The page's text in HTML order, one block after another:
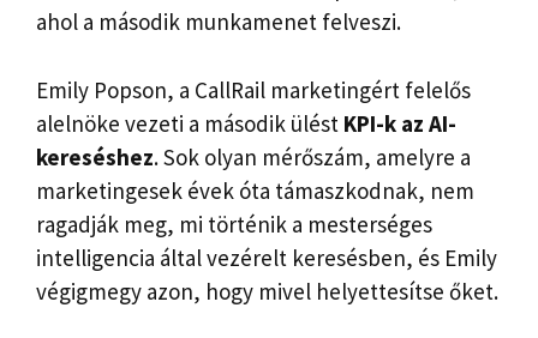
ahol a második munkamenet felveszi.
Emily Popson, a CallRail marketingért felelős
alelnöke vezeti a második ülést KPI-k az AI-
kereséshez. Sok olyan mérőszám, amelyre a
marketingesek évek óta támaszkodnak, nem
ragadják meg, mi történik a mesterséges
intelligencia által vezérelt keresésben, és Emily
végigmegy azon, hogy mivel helyettesítse őket.